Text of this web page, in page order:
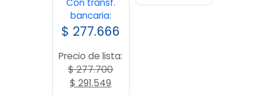
Con transf.
bancaria:
$ 277.666
Precio de lista:
$277.700
El
$ 291.549